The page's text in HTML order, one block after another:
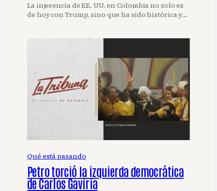
La injerencia de EE. UU. en Colombia no solo es
de hoy con Trump, sino que ha sido histórica y…
Qué está pasando
Petro torció la izquierda democrática
de Carlos Gaviria